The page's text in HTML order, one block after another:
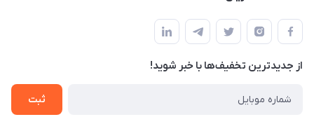
لیست محصولات
درباره ما
پیگیری سفارش
قوانین و مقرارت
حریم خصوصی
راهنما
از جدید‌ترین تخفیف‌ها با‌ خبر شوید!
ثبت